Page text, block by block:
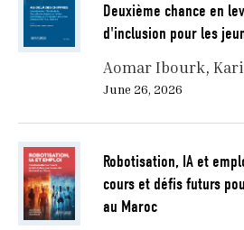
Deuxième chance en
d'inclusion pour les
Aomar Ibourk
June 26, 2026
Robotisation, IA et
cours et défis futurs
au Maroc